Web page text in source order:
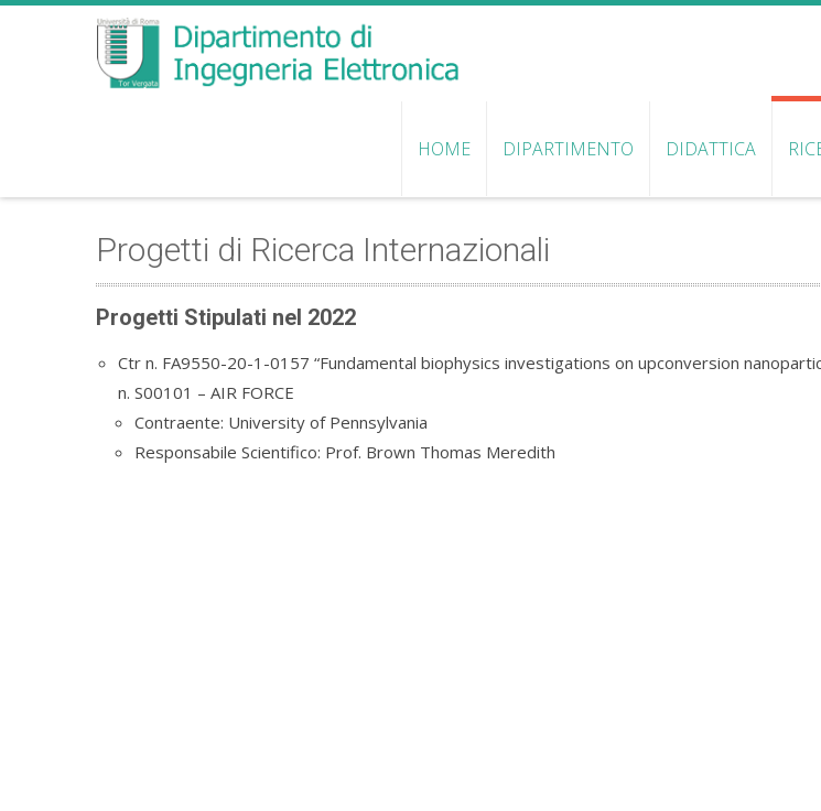
HOME DIPARTIMENTO DIDATTICA
Progetti di Ricerca Internazionali
Progetti Stipulati nel 2022
Ctr n. FA9550-20-1-0157 “Fundamental biophysics investigations on upconversion
n. S00101 – AIR FORCE
Contraente: University of Pennsylvania
Responsabile Scientifico: Prof. Brown Thomas Meredith